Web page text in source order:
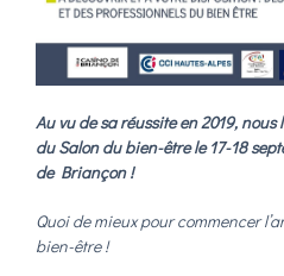
Au vu de sa réussite en 2019,
du Salon du bien-être le 17-18
de Briançon !
Quoi de mieux pour commencer
bien-être !